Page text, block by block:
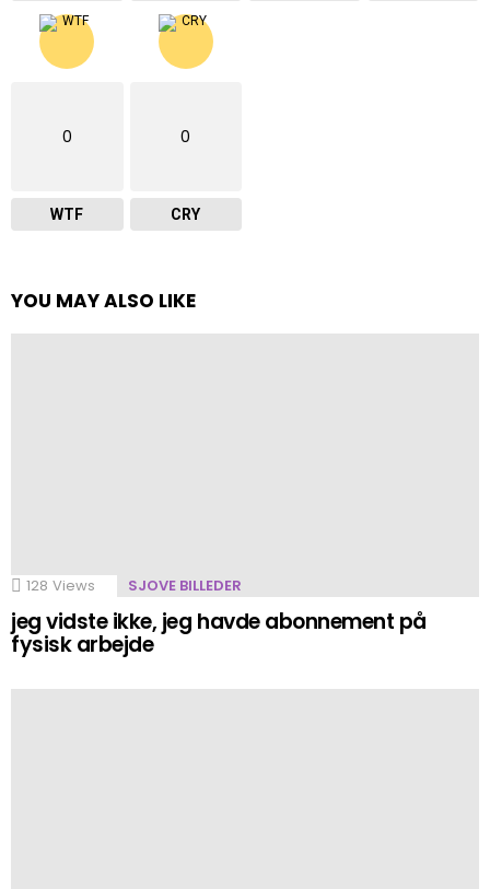
0
WTF
0
CRY
YOU MAY ALSO LIKE
128 Views SJOVE BILLEDER
jeg vidste ikke, jeg havde abonnement på
fysisk arbejde